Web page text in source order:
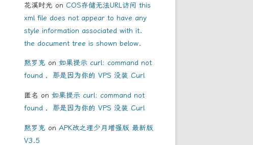
花溪时光 on COS存储无法URL访问 this
xml file does not appear to have any
style information associated with it.
the document tree is shown below.
黙罗克 on 如果提示 curl: command not
found ，那是因为你的 VPS 没装 Curl
匿名 on 如果提示 curl: command not
found ，那是因为你的 VPS 没装 Curl
黙罗克 on APK改之理少月增强版 最新版
V3.5